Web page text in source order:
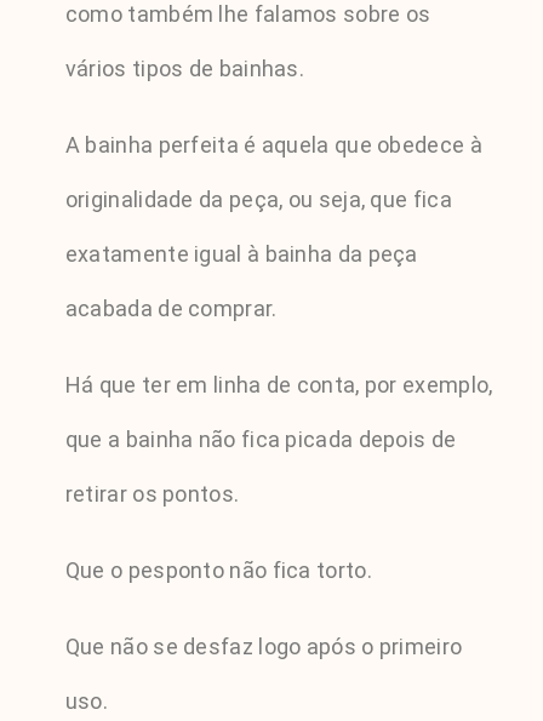
como também lhe falamos sobre os
vários tipos de bainhas.
A bainha perfeita é aquela que obedece à
originalidade da peça, ou seja, que fica
exatamente igual à bainha da peça
acabada de comprar.
Há que ter em linha de conta, por exemplo,
que a bainha não fica picada depois de
retirar os pontos.
Que o pesponto não fica torto.
Que não se desfaz logo após o primeiro
uso.